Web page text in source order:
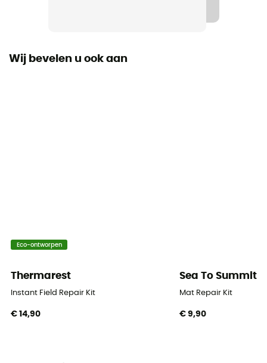
Wij bevelen u ook aan
Eco-ontworpen
Thermarest
Instant Field Repair Kit
€ 14,90
Sea To Summit
Mat Repair Kit
€ 9,90